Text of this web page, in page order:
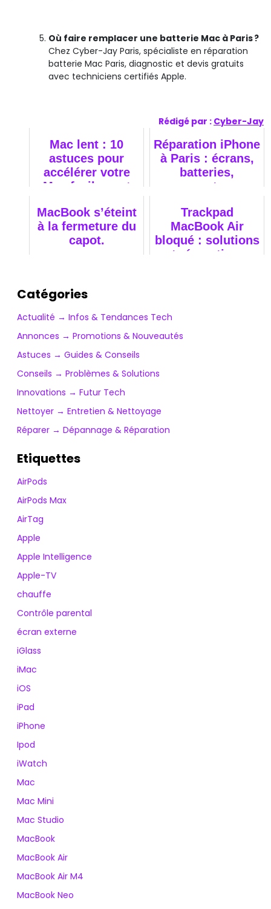
Où faire remplacer une batterie Mac à Paris ?
Chez Cyber-Jay Paris, spécialiste en réparation
batterie Mac Paris, diagnostic et devis gratuits
avec techniciens certifiés Apple.
Rédigé par : Cyber-Jay
Mac lent : 10
astuces pour
accélérer votre
Mac facilement
Réparation iPhone
à Paris : écrans,
batteries,
connecteurs
MacBook s’éteint
à la fermeture du
capot.
Trackpad
MacBook Air
bloqué : solutions
et réparations.
Catégories
Actualité → Infos & Tendances Tech
Annonces → Promotions & Nouveautés
Astuces → Guides & Conseils
Conseils → Problèmes & Solutions
Innovations → Futur Tech
Nettoyer → Entretien & Nettoyage
Réparer → Dépannage & Réparation
Etiquettes
AirPods
AirPods Max
AirTag
Apple
Apple Intelligence
Apple-TV
chauffe
Contrôle parental
écran externe
iGlass
iMac
iOS
iPad
iPhone
Ipod
iWatch
Mac
Mac Mini
Mac Studio
MacBook
MacBook Air
MacBook Air M4
MacBook Neo